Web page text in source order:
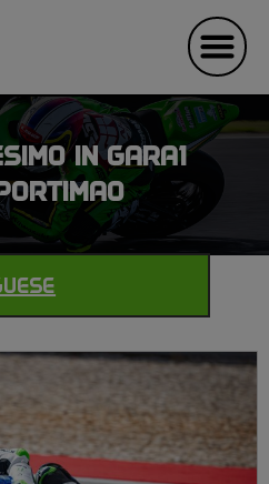
IN GARA1